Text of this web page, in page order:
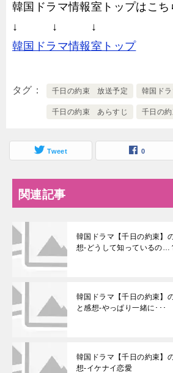
韓国ドラマ情報室トップはこち
↓ ↓ ↓
韓国ドラマ情報室トップ
タグ 千日の約束 放送予定 韓国ド
千日の約束 あらすじ 千日の
Tweet 0
関連記事
韓国ドラマ【千日の約束】
想-どうして知っているの…
韓国ドラマ【千日の約束】
と感想-やっぱり一緒に･･･
韓国ドラマ【千日の約束】
想-イケナイ恋愛